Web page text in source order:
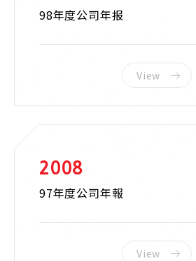
98年度公司年报
View
2008
97年度公司年報
View